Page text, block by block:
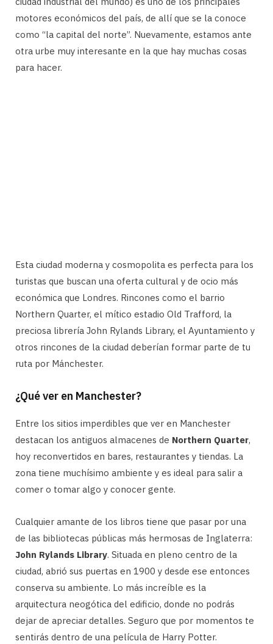
motores económicos del país, de allí que se la conoce
como “la capital del norte”. Nuevamente, estamos ante
otra urbe muy interesante en la que hay muchas cosas
para hacer.
Esta ciudad moderna y cosmopolita es perfecta para los
turistas que buscan una oferta cultural y de ocio más
económica que Londres. Rincones como el barrio
Northern Quarter, el mítico estadio Old Trafford, la
preciosa librería John Rylands Library, el Ayuntamiento y
otros rincones de la ciudad deberían formar parte de tu
ruta por Mánchester.
¿Qué ver en Manchester?
Entre los sitios imperdibles que ver en Manchester
destacan los antiguos almacenes de Northern Quarter,
hoy reconvertidos en bares, restaurantes y tiendas. La
zona tiene muchísimo ambiente y es ideal para salir a
comer o tomar algo y conocer gente.
Cualquier amante de los libros tiene que pasar por una
de las bibliotecas públicas más hermosas de Inglaterra:
John Rylands Library. Situada en pleno centro de la
ciudad, abrió sus puertas en 1900 y desde ese entonces
conserva su ambiente. Lo más increíble es la
arquitectura neogótica del edificio, donde no podrás
dejar de apreciar detalles. Seguro que por momentos te
sentirás dentro de una película de Harry Potter.